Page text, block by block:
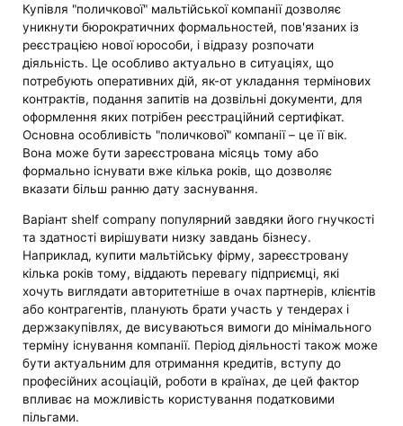
Купівля "поличкової" мальтійської компанії дозволяє
уникнути бюрократичних формальностей, пов'язаних із
реєстрацією нової юрособи, і відразу розпочати
діяльність. Це особливо актуально в ситуаціях, що
потребують оперативних дій, як-от укладання термінових
контрактів, подання запитів на дозвільні документи, для
оформлення яких потрібен реєстраційний сертифікат.
Основна особливість "поличкової" компанії – це її вік.
Вона може бути зареєстрована місяць тому або
формально існувати вже кілька років, що дозволяє
вказати більш ранню дату заснування.
Варіант shelf company популярний завдяки його гнучкості
та здатності вирішувати низку завдань бізнесу.
Наприклад, купити мальтійську фірму, зареєстровану
кілька років тому, віддають перевагу підприємці, які
хочуть виглядати авторитетніше в очах партнерів, клієнтів
або контрагентів, планують брати участь у тендерах і
держзакупівлях, де висуваються вимоги до мінімального
терміну існування компанії. Період діяльності також може
бути актуальним для отримання кредитів, вступу до
професійних асоціацій, роботи в країнах, де цей фактор
впливає на можливість користування податковими
пільгами.